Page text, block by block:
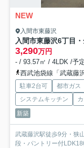
NEW
入間市東藤沢
3,290万円
- / 93.57㎡ / 4LDK /予
西武池袋線「武蔵藤
駐車2台可 都市ガス
システムキッチン
新築
武蔵藤沢駅徒歩9分・狭山ヶ
段・パントリー付